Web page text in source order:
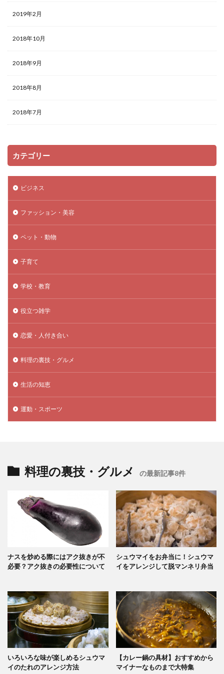
2019年2月
2018年10月
2018年9月
2018年8月
2018年7月
カテゴリー
ビジネス
ファッション・美容
ペット・動物
子育て
学校・教育
役立つ雑学
恋愛・人付き合い
料理の裏技・グルメ
生活の知恵
運動・スポーツ
料理の裏技・グルメ の最新記事8件
ナスを炒める際にはアク抜きが不
必要？アク抜きの必要性について
シュウマイをお弁当に！シュウマ
イをアレンジして脱マンネリ弁当
いろいろな味が楽しめるシュウマ
イのたれのアレンジ方法
【カレー鍋の具材】おすすめから
マイナーなものまで大特集